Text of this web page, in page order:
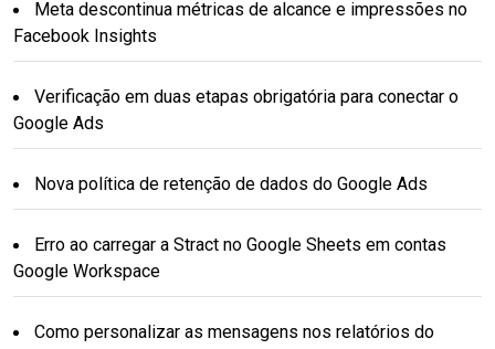
Meta descontinua métricas de alcance e impressões no
Facebook Insights
Verificação em duas etapas obrigatória para conectar o
Google Ads
Nova política de retenção de dados do Google Ads
Erro ao carregar a Stract no Google Sheets em contas
Google Workspace
Como personalizar as mensagens nos relatórios do